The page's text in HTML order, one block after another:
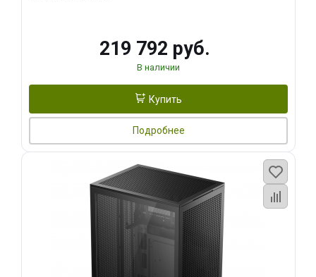
219 792 руб.
В наличии
Купить
Подробнее